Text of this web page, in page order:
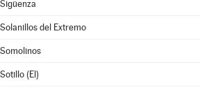
Sigüenza
Solanillos del Extremo
Somolinos
Sotillo (El)